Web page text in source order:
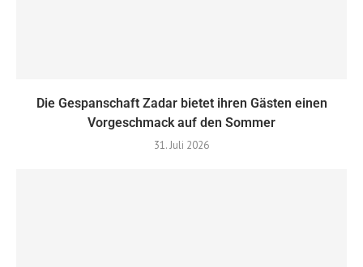
Die Gespanschaft Zadar bietet ihren Gästen einen
Vorgeschmack auf den Sommer
31. Juli 2026